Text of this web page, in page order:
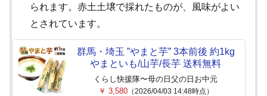
られます。赤土土壌で採れたものが、風味がよい
とされています。
群馬・埼玉 ”やまと芋” 3本前後 約1kg
やまといも/山芋/長芋 送料無料
くらし快援隊〜母の日父の日お中元
￥ 3,580（2026/04/03 14:48時点）